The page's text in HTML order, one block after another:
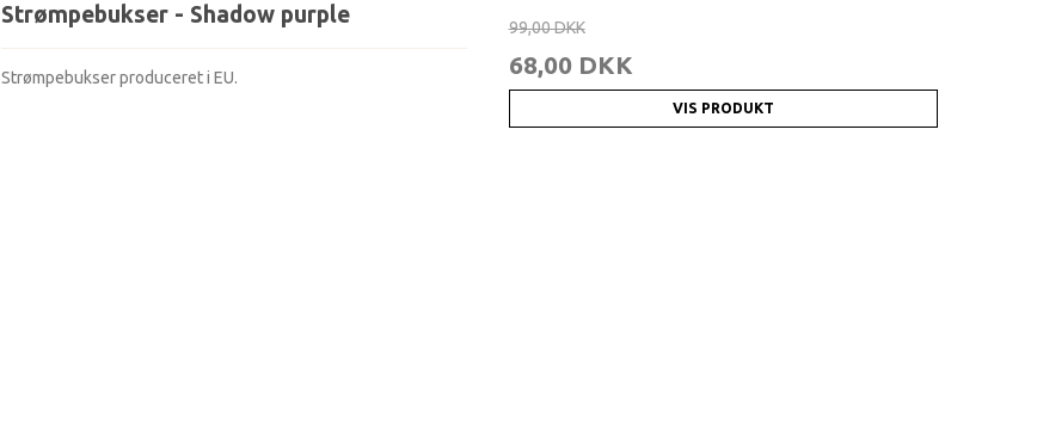
Strømpebukser - Shadow purple
Strømpebukser produceret i EU.
99,00 DKK
68,00 DKK
VIS PRODUKT